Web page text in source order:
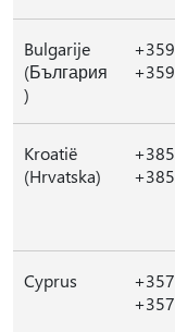
Bulgarije
(България
)
+359
+359
Kroatië
(Hrvatska)
+385
+385
Cyprus
+357
+357